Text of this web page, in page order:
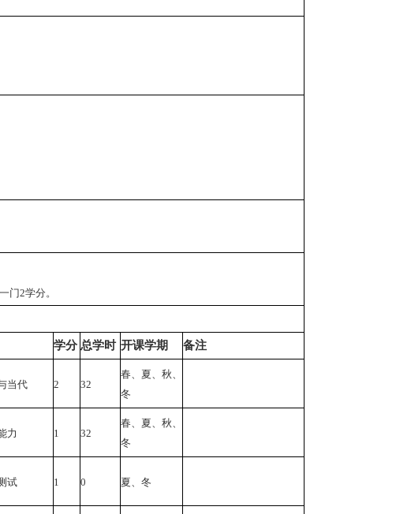
门2学分。
学分 总学时 开课学期 备注
当代 2 32
春、夏、秋、
冬
力 1 32
春、夏、秋、
冬
试 1 0 夏、冬